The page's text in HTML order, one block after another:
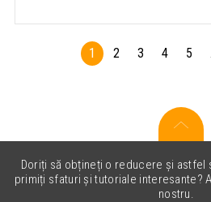
1 2 3 4 5
Doriți să obțineți o reducere și astfel
primiți sfaturi și tutoriale interesante?
nostru.